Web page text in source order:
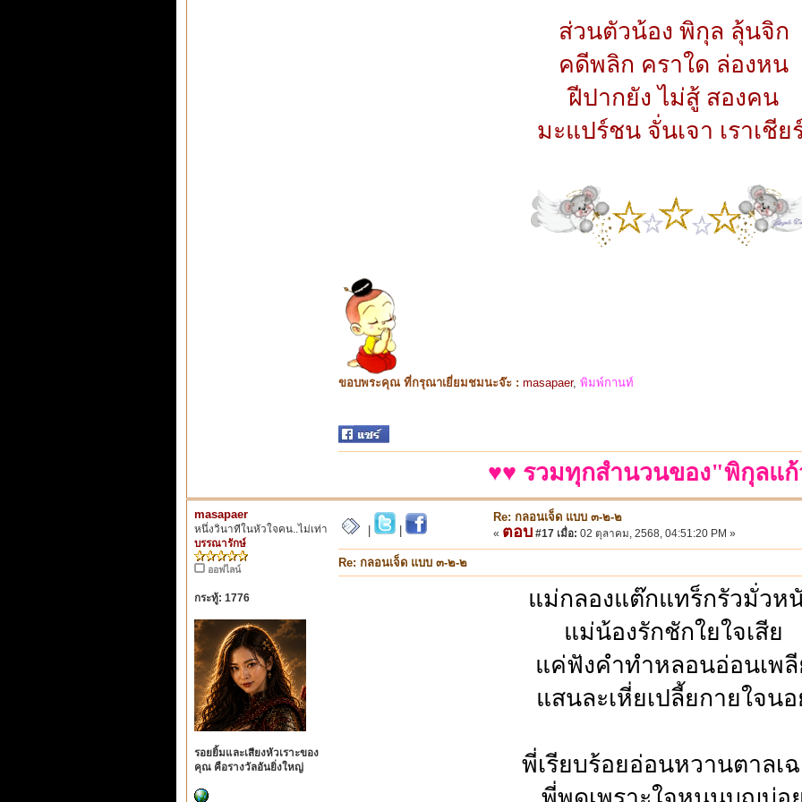
ส่วนตัวน้อง พิกุล ลุ้นจิก
คดีพลิก คราใด ล่องหน
ฝีปากยัง ไม่สู้ สองคน
มะแปร์ชน จั่นเจา เราเชีย
ขอบพระคุณ ที่กรุณาเยี่ยมชมนะจ๊ะ : masapaer, พิมพ์กานท์
♥♥ รวมทุกสำนวนของ"พิกุลแ
masapaer
หนึ่งวินาทีในหัวใจคน..ไม่เท่า
บรรณารักษ์
ออฟไลน์
กระทู้: 1776
รอยยิ้มและเสียงหัวเราะของ
คุณ คือรางวัลอันยิ่งใหญ่
Re: กลอนเจ็ด แบบ ๓-๒-๒
« ตอบ #17 เมื่อ: 02 ตุลาคม, 2568, 04:51:20 PM »
Re: กลอนเจ็ด แบบ ๓-๒-๒
แม่กลองแต๊กแทร็กรัวมั่วห
แม่น้องรักชักใยใจเสีย
แค่ฟังคำทำหลอนอ่อนเพ
แสนละเหี่ยเปลี้ยกายใจน
พี่เรียบร้อยอ่อนหวานตาลเ